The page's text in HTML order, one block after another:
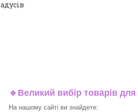
🔹 Великий вибір товарів
На нашому сайті ви знайдете: